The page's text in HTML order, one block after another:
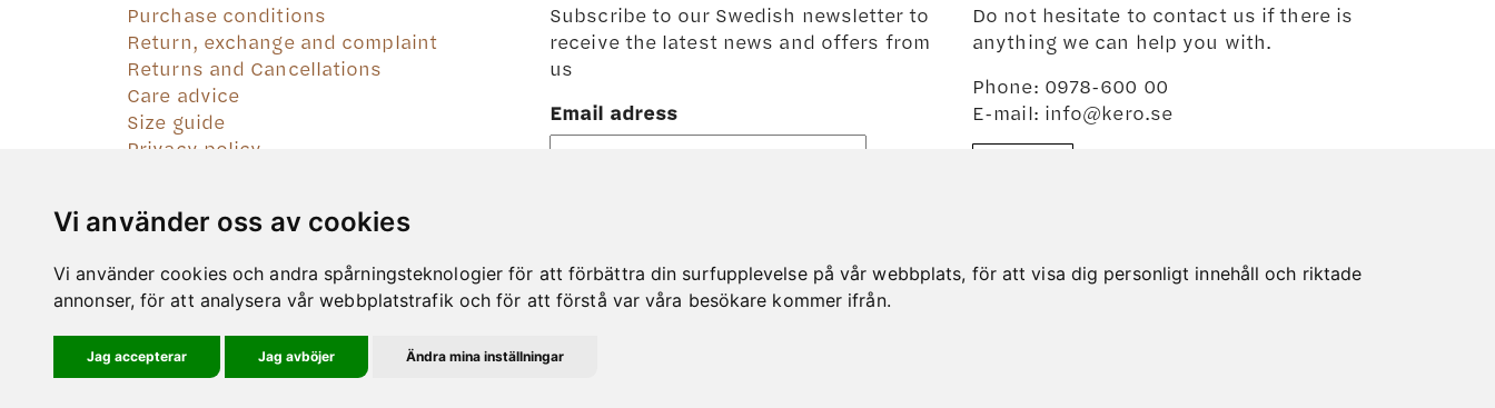
Vi använder oss av cookies
Vi använder cookies och andra spårningsteknologier för att förbättra din surfupplevelse på vår webbplats, för att visa dig personligt innehåll och riktade
annonser, för att analysera vår webbplatstrafik och för att förstå var våra besökare kommer ifrån.
Jag accepterar Jag avböjer Ändra mina inställningar
Purchase conditions
Return, exchange and complaint
Returns and Cancellations
Care advice
Size guide
Privacy policy
Subscribe to our Swedish newsletter to
receive the latest news and offers from
us
Email adress
Do not hesitate to contact us if there is
anything we can help you with.
Phone: 0978-600 00
E-mail: info@kero.se